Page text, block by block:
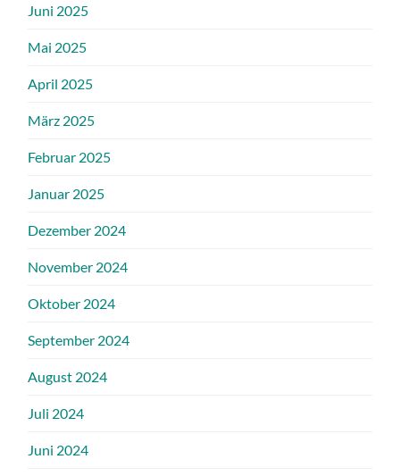
Juni 2025
Mai 2025
April 2025
März 2025
Februar 2025
Januar 2025
Dezember 2024
November 2024
Oktober 2024
September 2024
August 2024
Juli 2024
Juni 2024